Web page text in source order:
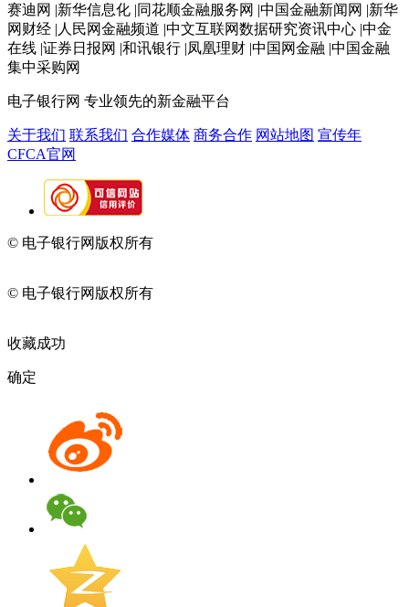
赛迪网 |新华信息化 |同花顺金融服务网 |中国金融新闻网 |新华
网财经 |人民网金融频道 |中文互联网数据研究资讯中心 |中金
在线 |证券日报网 |和讯银行 |凤凰理财 |中国网金融 |中国金融
集中采购网
电子银行网 专业领先的新金融平台
关于我们 联系我们 合作媒体 商务合作 网站地图 宣传年
CFCA官网
© 电子银行网版权所有
© 电子银行网版权所有
收藏成功
确定